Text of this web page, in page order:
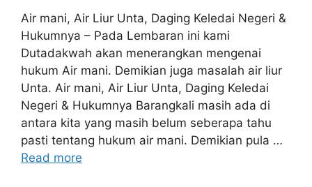
Air mani, Air Liur Unta, Daging Keledai Negeri &
Hukumnya – Pada Lembaran ini kami
Dutadakwah akan menerangkan mengenai
hukum Air mani. Demikian juga masalah air liur
Unta. Air mani, Air Liur Unta, Daging Keledai
Negeri & Hukumnya Barangkali masih ada di
antara kita yang masih belum seberapa tahu
pasti tentang hukum air mani. Demikian pula …
Read more